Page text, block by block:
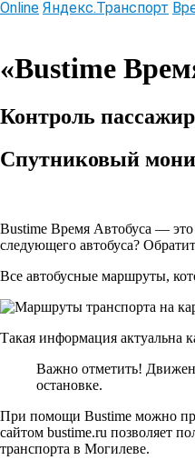
Online Яндекс.Транспорт
«Bustime
Контроль
Спутниковый
Bustime Время Автобуса — это
следующего автобуса?
Все автобусные маршруты,
Такая информация актуальна
Важно отметить!
остановке.
При помощи Bustime можно
сайтом bustime.ru позволяет
транспорта в Могилеве.